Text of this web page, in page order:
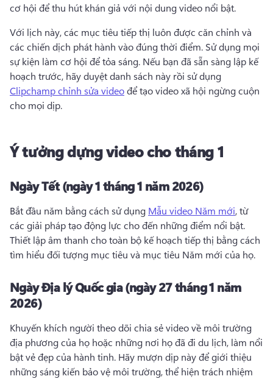
cơ hội để thu hút khán giả với nội dung video nổi bật.
Với lịch này, các mục tiêu tiếp thị luôn được căn chỉnh và
các chiến dịch phát hành vào đúng thời điểm. Sử dụng mọi
sự kiện làm cơ hội để tỏa sáng. Nếu bạn đã sẵn sàng lập kế
hoạch trước, hãy duyệt danh sách này rồi sử dụng
Clipchamp chỉnh sửa video để tạo video xã hội ngừng cuộn
cho mọi dịp.
Ý tưởng dựng video cho tháng 1
Ngày Tết (ngày 1 tháng 1 năm 2026)
Bắt đầu năm bằng cách sử dụng Mẫu video Năm mới, từ
Thiết lập âm thanh cho toàn bộ kế hoạch tiếp thị bằng cách
tìm hiểu đối tượng mục tiêu và mục tiêu Năm mới của họ.
Ngày Địa lý Quốc gia (ngày 27 tháng 1 năm
2026)
Khuyến khích người theo dõi chia sẻ video về môi trường
địa phương của họ hoặc những nơi họ đã đi du lịch, làm nổi
bật vẻ đẹp của hành tinh. Hãy mượn dịp này để giới thiệu
những sáng kiến bảo vệ môi trường, thể hiện trách nhiệm